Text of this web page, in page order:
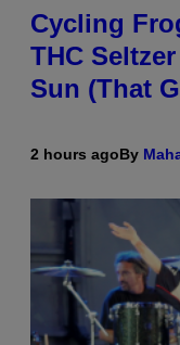
Cycling
THC
Sun (That
2 hours agoBy